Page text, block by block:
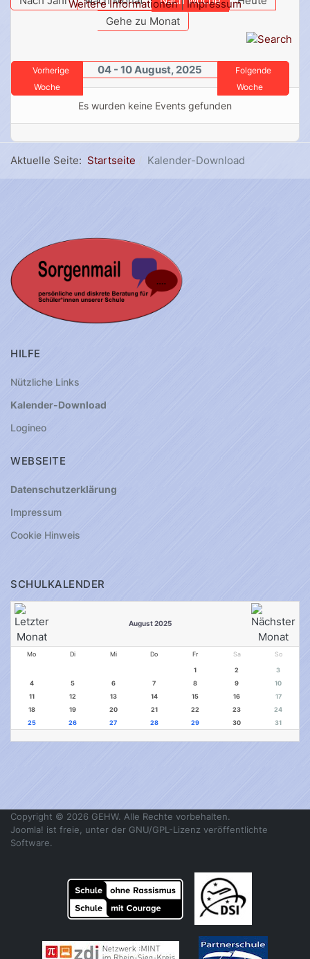
Gehe zu Monat
Vorherige
Woche
04 - 10 August, 2025
Folgende
Woche
Es wurden keine Events gefunden
Aktuelle Seite: Startseite Kalender-Download
HILFE
Nützliche Links
Kalender-Download
Logineo
WEBSEITE
Datenschutzerklärung
Impressum
Cookie Hinweis
SCHULKALENDER
August 2025
Mo Di Mi Do Fr Sa So
1 2
3
4
5 6 7 8 9
10
11
12 13 14 15 16
17
18
19 20 21 22 23
24
25
26 27 28 29 30 31
Copyright © 2026 GEHW. Alle Rechte vorbehalten.
Joomla! ist freie, unter der GNU/GPL-Lizenz veröffentlichte
Software.
Weitere Informationen| Impressum